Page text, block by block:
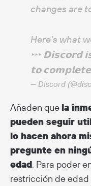
changes are
Here’s what
‣‣‣ 𝗗𝗶𝘀𝗰𝗼𝗿𝗱
𝘁𝗼
— Discord
Añaden que la
pueden seguir
lo hacen ahora
pregunte en
edad. Para poder
restricción de edad